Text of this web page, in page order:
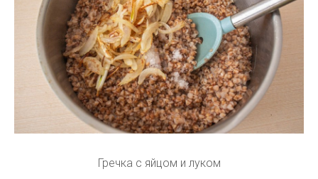
Гречка с яйцом и луком